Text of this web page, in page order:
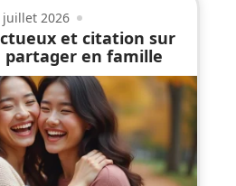
juillet 2026
et citation sur
partager en famille